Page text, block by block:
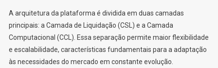
A arquitetura da plataforma é dividida em duas camadas
principais: a Camada de Liquidação (CSL) e a Camada
Computacional (CCL). Essa separação permite maior flexibilidade
e escalabilidade, características fundamentais para a adaptação
às necessidades do mercado em constante evolução.